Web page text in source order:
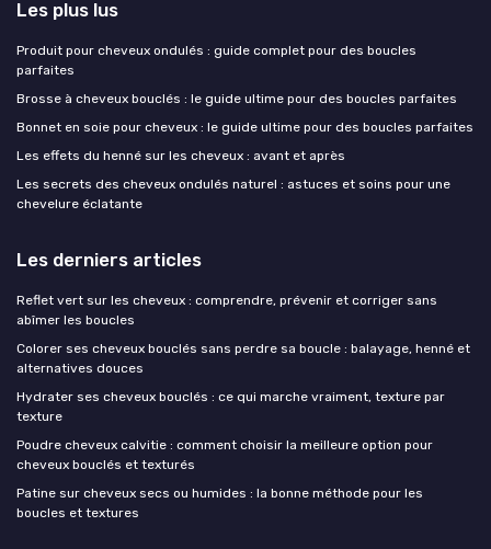
Les plus lus
Produit pour cheveux ondulés : guide complet pour des boucles
parfaites
Brosse à cheveux bouclés : le guide ultime pour des boucles parfaites
Bonnet en soie pour cheveux : le guide ultime pour des boucles parfaites
Les effets du henné sur les cheveux : avant et après
Les secrets des cheveux ondulés naturel : astuces et soins pour une
chevelure éclatante
Les derniers articles
Reflet vert sur les cheveux : comprendre, prévenir et corriger sans
abîmer les boucles
Colorer ses cheveux bouclés sans perdre sa boucle : balayage, henné et
alternatives douces
Hydrater ses cheveux bouclés : ce qui marche vraiment, texture par
texture
Poudre cheveux calvitie : comment choisir la meilleure option pour
cheveux bouclés et texturés
Patine sur cheveux secs ou humides : la bonne méthode pour les
boucles et textures